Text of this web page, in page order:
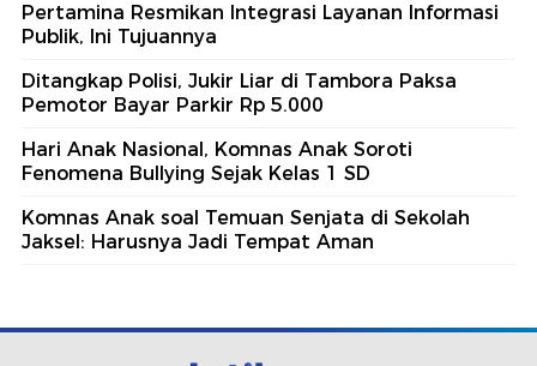
Pertamina Resmikan Integrasi Layanan Informasi
Publik, Ini Tujuannya
Ditangkap Polisi, Jukir Liar di Tambora Paksa
Pemotor Bayar Parkir Rp 5.000
Hari Anak Nasional, Komnas Anak Soroti
Fenomena Bullying Sejak Kelas 1 SD
Komnas Anak soal Temuan Senjata di Sekolah
Jaksel: Harusnya Jadi Tempat Aman